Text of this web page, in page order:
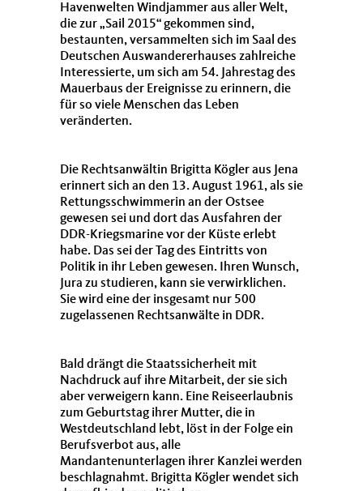
Havenwelten Windjammer aus aller Welt,
die zur „Sail 2015“ gekommen sind,
bestaunten, versammelten sich im Saal des
Deutschen Auswandererhauses zahlreiche
Interessierte, um sich am 54. Jahrestag des
Mauerbaus der Ereignisse zu erinnern, die
für so viele Menschen das Leben
veränderten.
Die Rechtsanwältin Brigitta Kögler aus Jena
erinnert sich an den 13. August 1961, als sie
Rettungsschwimmerin an der Ostsee
gewesen sei und dort das Ausfahren der
DDR-Kriegsmarine vor der Küste erlebt
habe. Das sei der Tag des Eintritts von
Politik in ihr Leben gewesen. Ihren Wunsch,
Jura zu studieren, kann sie verwirklichen.
Sie wird eine der insgesamt nur 500
zugelassenen Rechtsanwälte in DDR.
Bald drängt die Staatssicherheit mit
Nachdruck auf ihre Mitarbeit, der sie sich
aber verweigern kann. Eine Reiseerlaubnis
zum Geburtstag ihrer Mutter, die in
Westdeutschland lebt, löst in der Folge ein
Berufsverbot aus, alle
Mandantenunterlagen ihrer Kanzlei werden
beschlagnahmt. Brigitta Kögler wendet sich